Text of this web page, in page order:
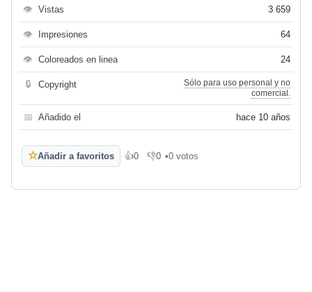
👁 Vistas 3 659
👁 Impresiones 64
👁 Coloreados en linea 24
🔒 Copyright
Sólo para uso personal y no
comercial.
📅 Añadido el hace 10 años
☆Añadir a favoritos 👍0
Me gusta
👎0
No me gusta
•0 votos